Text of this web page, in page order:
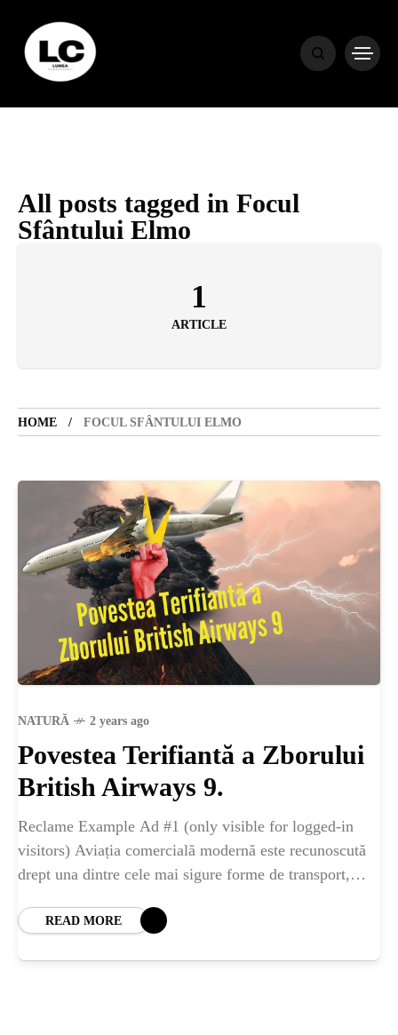
All posts tagged in Focul
Sfântului Elmo
1
ARTICLE
HOME FOCUL SFÂNTULUI ELMO
NATURĂ 2 years ago
Povestea Terifiantă a Zborului
British Airways 9.
Reclame Example Ad #1 (only visible for logged-in
visitors) Aviația comercială modernă este recunoscută
drept una dintre cele mai sigure forme de transport,
READ MORE
HOME
HOROSCOP
ENGLISH
CONTENT
SANATATE
SI
INGRIJIRE
ISTORIE
NATURĂ
STIRI
ȘTIINȚA
ANIMALE
OAMENI